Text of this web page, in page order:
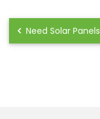
Need Solar Panels